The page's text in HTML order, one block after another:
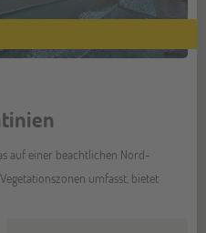
auf einer beachtlichen Nord-
umfasst, bietet